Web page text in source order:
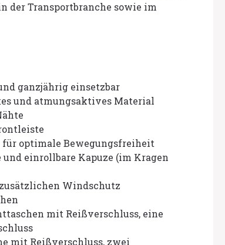
der Transportbranche sowie im
ganzjährig einsetzbar
und atmungsaktives Material
optimale Bewegungsfreiheit
und einrollbare Kapuze (im Kragen
Windschutz
mit Reißverschluss, eine
mit Reißverschluss, zwei